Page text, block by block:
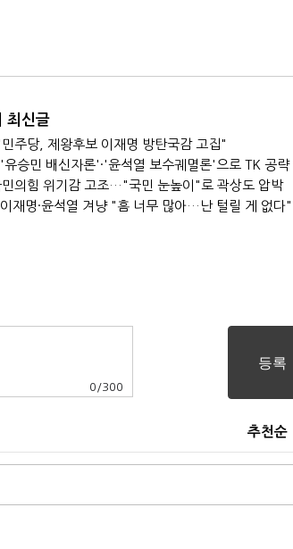
최신글
주당, 제왕후보 이재명 방탄국감 고집"
승민 배신자론'·'윤석열 보수궤멸론'으로 TK 공략
의힘 위기감 고조…"국민 눈높이"로 곽상도 압박
재명·윤석열 겨냥 "흠 너무 많아…난 털릴 게 없다"
0 /300
추천순